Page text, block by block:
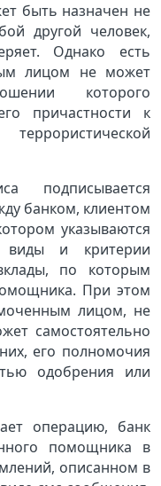
быть назначен не
другой человек,
Однако есть
лицом не может
которого
причастности к
подписывается
банком, клиентом
указываются
виды и критерии
по которым
При этом
лицом, не
самостоятельно
его полномочия
одобрения или
операцию, банк
помощника в
описанном в